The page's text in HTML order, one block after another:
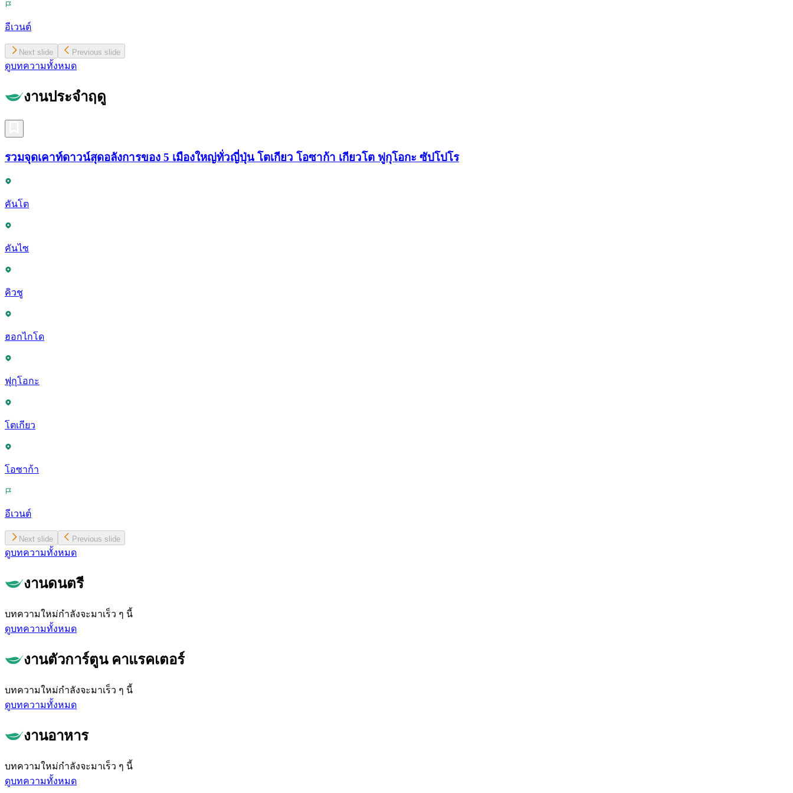
อีเวนต์
Next slide Previous slide
ดูบทความทั้งหมด
งานประจำฤดู
รวมจุดเคาท์ดาวน์สุดอลังการของ 5 เมืองใหญ่ทั่วญี่ปุ่น โตเกียว โอซาก้า เกียวโต ฟูกุโอกะ ซัปโปโร
คันโต
คันไซ
คิวชู
ฮอกไกโด
ฟุกุโอกะ
โตเกียว
โอซาก้า
อีเวนต์
Next slide Previous slide
ดูบทความทั้งหมด
งานดนตรี
บทความใหม่กำลังจะมาเร็ว ๆ นี้
ดูบทความทั้งหมด
งานตัวการ์ตูน คาแรคเตอร์
บทความใหม่กำลังจะมาเร็ว ๆ นี้
ดูบทความทั้งหมด
งานอาหาร
บทความใหม่กำลังจะมาเร็ว ๆ นี้
ดูบทความทั้งหมด